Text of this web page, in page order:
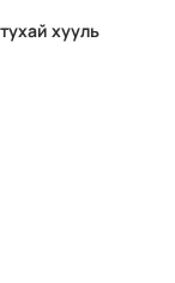
хууль